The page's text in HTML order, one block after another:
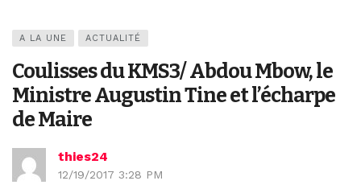
A LA UNE ACTUALITÉ
Coulisses du KMS3/ Abdou Mbow, le
Ministre Augustin Tine et l’écharpe
de Maire
thies24
12/19/2017 3:28 PM